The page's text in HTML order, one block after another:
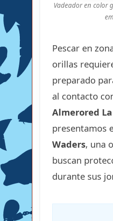
Vadeador en color
Pescar en
orillas
preparado
al contacto
Almerored
presentamos
Waders, una
buscan
durante sus